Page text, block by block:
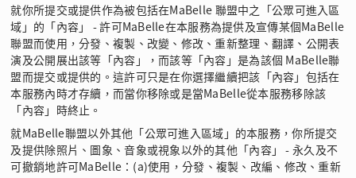
就你所提交或提供作為被包括在MaBelle 聯盟中之「公眾可進入區
域」的「內容」 - 許可MaBelle在本服務為提供及宣傳某個MaBelle
聯盟而使用，分發、複製、改變、修改、重新整理、翻譯、公開表
演及公開展出該等「內容」，而該等「內容」是為該個 MaBelle聯
盟而提交或提供的。這許可只是在你選擇繼續把該「內容」包括在
本服務內時才存續，而當你移除或是當MaBelle從本服務移除該
「內容」時終止。
就MaBelle聯盟以外其他「公眾可進入區域」的本服務，你所提交
及提供除照片、圖象、音象或視象以外的其他「內容」 - 永久及不
可撤銷地許可MaBelle：(a)使用，分發、複製、改編、修改、重新